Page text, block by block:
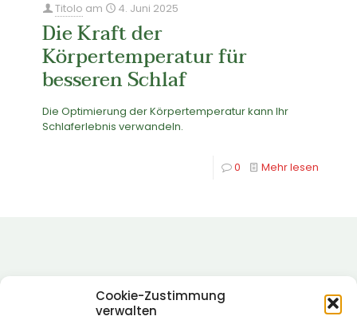
Cookie-Zustimmung
verwalten
Titolo am 4. Juni 2025
Die Kraft der
Körpertemperatur für
besseren Schlaf
Die Optimierung der Körpertemperatur kann Ihr
Schlaferlebnis verwandeln.
0 Mehr lesen